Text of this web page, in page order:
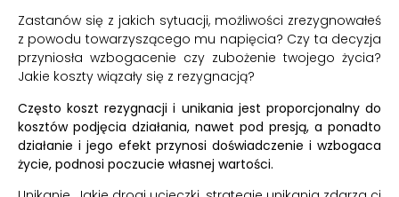
Zastanów się z jakich sytuacji, możliwości zrezygnowałeś
z powodu towarzyszącego mu napięcia? Czy ta decyzja
przyniosła wzbogacenie czy zubożenie twojego życia?
Jakie koszty wiązały się z rezygnacją?
Często koszt rezygnacji i unikania jest proporcjonalny do
kosztów podjęcia działania, nawet pod presją, a ponadto
działanie i jego efekt przynosi doświadczenie i wzbogaca
życie, podnosi poczucie własnej wartości.